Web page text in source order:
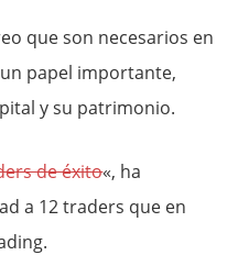
que son necesarios en
papel importante,
y su patrimonio.
de éxito«, ha
a 12 traders que en